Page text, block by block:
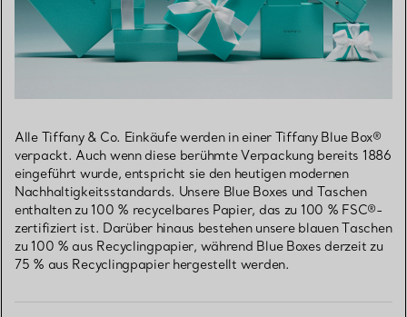
Alle Tiffany & Co. Einkäufe werden in einer Tiffany Blue Box®
verpackt. Auch wenn diese berühmte Verpackung bereits 1886
eingeführt wurde, entspricht sie den heutigen modernen
Nachhaltigkeitsstandards. Unsere Blue Boxes und Taschen
enthalten zu 100 % recycelbares Papier, das zu 100 % FSC®-
zertifiziert ist. Darüber hinaus bestehen unsere blauen Taschen
zu 100 % aus Recyclingpapier, während Blue Boxes derzeit zu
75 % aus Recyclingpapier hergestellt werden.